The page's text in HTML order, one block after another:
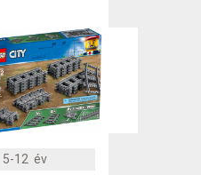
5-12 év